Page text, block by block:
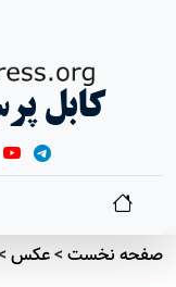
کابل
صفحه نخست>عکس